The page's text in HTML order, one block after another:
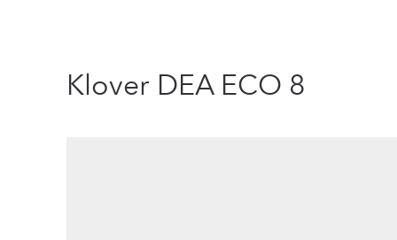
Klover DEA ECO 8